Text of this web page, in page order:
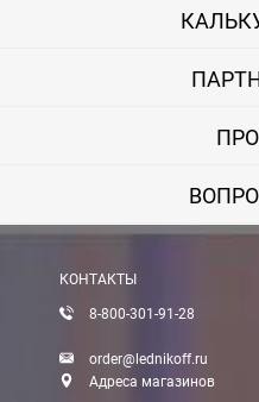
КОНТАКТЫ
8-800-301-91-28
order@lednikoff.ru
Адреса магазинов